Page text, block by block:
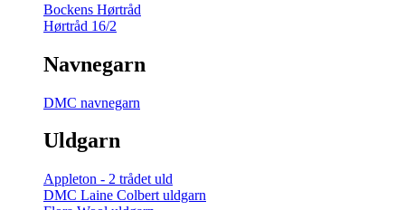
Bockens Hørtråd
Hørtråd 16/2
Navnegarn
DMC navnegarn
Uldgarn
Appleton - 2 trådet uld
DMC Laine Colbert uldgarn